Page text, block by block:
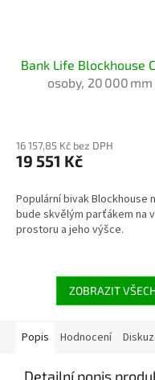
Bank Life Blockhouse
osoby, 20 000
16 157,85 Kč bez DPH
19 551 Kč
Populární bivak Blockhouse
bude skvělým parťákem na
prostoru a jeho výšce.
ZOBRAZIT
Popis Hodnocení
Detailní popis